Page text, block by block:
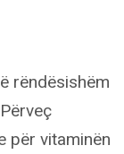
rëndësishëm
për vitaminën